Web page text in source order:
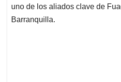
uno de los aliados clave de
Barranquilla.